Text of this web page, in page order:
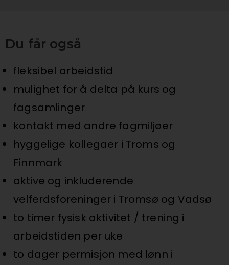
Du får også
fleksibel arbeidstid
mulighet for å delta på kurs og
fagsamlinger
kontakt med andre fagmiljøer
hyggelige kollegaer i Troms og
Finnmark
aktive og inkluderende
velferdsforeninger i Tromsø og Vadsø
to timer fysisk aktivitet / trening i
arbeidstiden per uke
to dager permisjon med lønn i